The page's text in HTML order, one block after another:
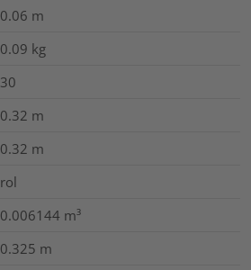
0.06 m
0.09 kg
30
0.32 m
0.32 m
rol
0.006144 m³
0.325 m